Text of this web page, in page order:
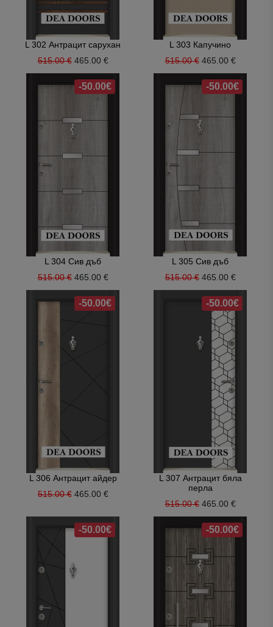
L 302 Антрацит сарухан
515.00 € 465.00 €
L 303 Капучино
515.00 € 465.00 €
-50.00€
L 304 Сив дъб
515.00 € 465.00 €
-50.00€
L 305 Сив дъб
515.00 € 465.00 €
-50.00€
L 306 Антрацит айдер
515.00 € 465.00 €
-50.00€
L 307 Антрацит бяла
перла
515.00 € 465.00 €
-50.00€ -50.00€